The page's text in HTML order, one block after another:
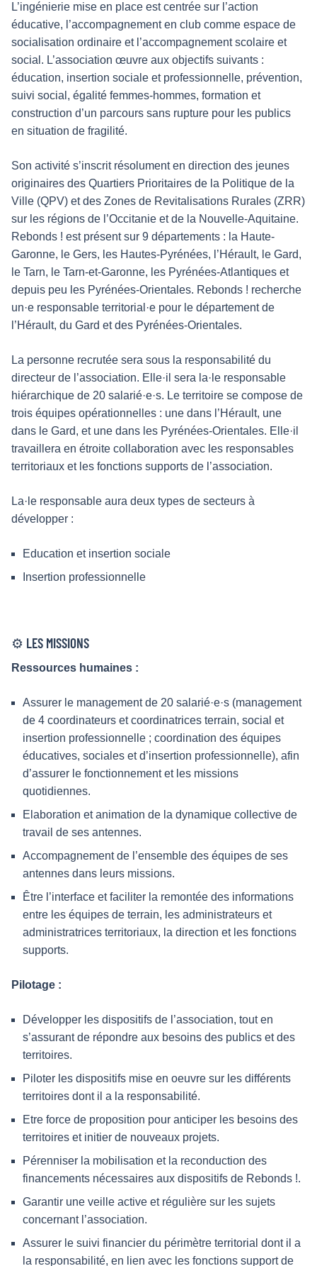
L’ingénierie mise en place est centrée sur l’action
éducative, l’accompagnement en club comme espace de
socialisation ordinaire et l’accompagnement scolaire et
social. L’association œuvre aux objectifs suivants :
éducation, insertion sociale et professionnelle, prévention,
suivi social, égalité femmes-hommes, formation et
construction d’un parcours sans rupture pour les publics
en situation de fragilité.
Son activité s’inscrit résolument en direction des jeunes
originaires des Quartiers Prioritaires de la Politique de la
Ville (QPV) et des Zones de Revitalisations Rurales (ZRR)
sur les régions de l’Occitanie et de la Nouvelle-Aquitaine.
Rebonds ! est présent sur 9 départements : la Haute-
Garonne, le Gers, les Hautes-Pyrénées, l’Hérault, le Gard,
le Tarn, le Tarn-et-Garonne, les Pyrénées-Atlantiques et
depuis peu les Pyrénées-Orientales. Rebonds ! recherche
un·e responsable territorial·e pour le département de
l’Hérault, du Gard et des Pyrénées-Orientales.
La personne recrutée sera sous la responsabilité du
directeur de l’association. Elle·il sera la·le responsable
hiérarchique de 20 salarié·e·s. Le territoire se compose de
trois équipes opérationnelles : une dans l’Hérault, une
dans le Gard, et une dans les Pyrénées-Orientales. Elle·il
travaillera en étroite collaboration avec les responsables
territoriaux et les fonctions supports de l’association.
La·le responsable aura deux types de secteurs à
développer :
Education et insertion sociale
Insertion professionnelle
⚙️ LES MISSIONS
Ressources humaines :
Assurer le management de 20 salarié·e·s (management
de 4 coordinateurs et coordinatrices terrain, social et
insertion professionnelle ; coordination des équipes
éducatives, sociales et d’insertion professionnelle), afin
d’assurer le fonctionnement et les missions
quotidiennes.
Elaboration et animation de la dynamique collective de
travail de ses antennes.
Accompagnement de l’ensemble des équipes de ses
antennes dans leurs missions.
Être l’interface et faciliter la remontée des informations
entre les équipes de terrain, les administrateurs et
administratrices territoriaux, la direction et les fonctions
supports.
Pilotage :
Développer les dispositifs de l’association, tout en
s’assurant de répondre aux besoins des publics et des
territoires.
Piloter les dispositifs mise en oeuvre sur les différents
territoires dont il a la responsabilité.
Etre force de proposition pour anticiper les besoins des
territoires et initier de nouveaux projets.
Pérenniser la mobilisation et la reconduction des
financements nécessaires aux dispositifs de Rebonds !.
Garantir une veille active et régulière sur les sujets
concernant l’association.
Assurer le suivi financier du périmètre territorial dont il a
la responsabilité, en lien avec les fonctions support de